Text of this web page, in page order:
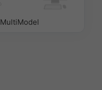
MultiModel